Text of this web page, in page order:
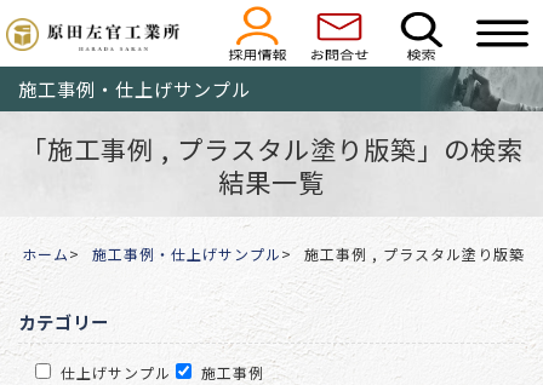
施工事例・仕上げサンプル
「施工事例 , プラスタル塗り版築」の検索
結果一覧
ホーム 施工事例・仕上げサンプル 施工事例 , プラスタル塗り版築
カテゴリー
仕上げサンプル 施工事例